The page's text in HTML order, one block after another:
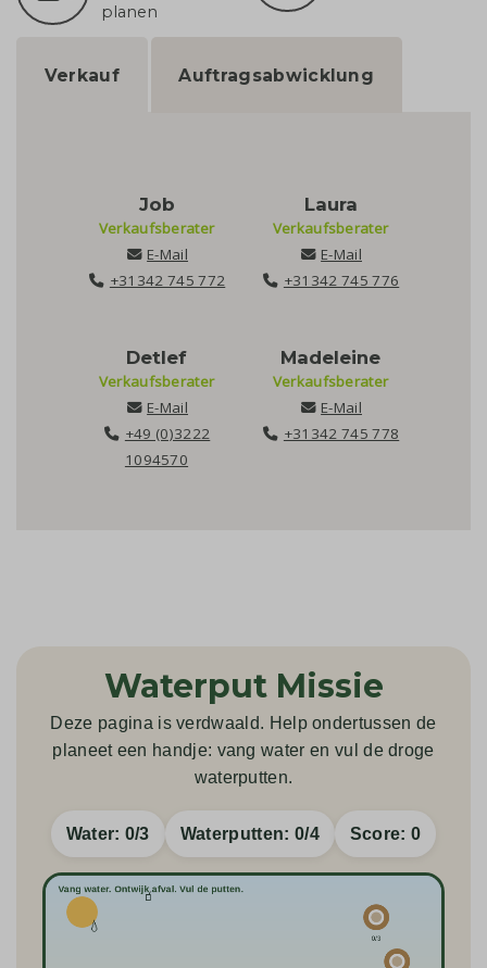
planen
Verkauf Auftragsabwicklung
Job
Verkaufsberater
E-Mail
+31342 745 772
Laura
Verkaufsberater
E-Mail
+31342 745 776
Detlef
Verkaufsberater
E-Mail
+49 (0)3222
1094570
Madeleine
Verkaufsberater
E-Mail
+31342 745 778
Waterput Missie
Deze pagina is verdwaald. Help ondertussen de
planeet een handje: vang water en vul de droge
waterputten.
Water: 0/3 Waterputten: 0/4 Score:0